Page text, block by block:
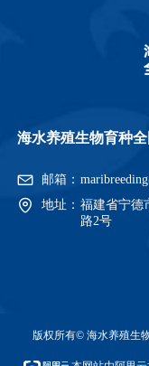
海水养殖生物育种
邮箱：
地址： 福建省宁德
路2号
版权所有© 海水养殖生